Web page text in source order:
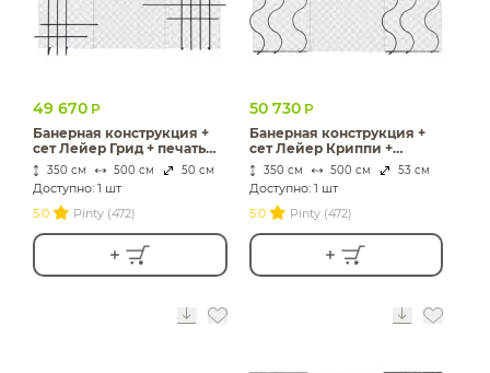
49 670 Р
Банерная конструкция +
сет Лейер Грид + печать
Принт и т.д.
350 см 500 см 50 см
Доступно: 1 шт
5.0
Pinty (472)
50 730 Р
Банерная конструкция +
сет Лейер Криппи +
печать Принт и т.д.
350 см 500 см 53 см
Доступно: 1 шт
5.0
Pinty (472)